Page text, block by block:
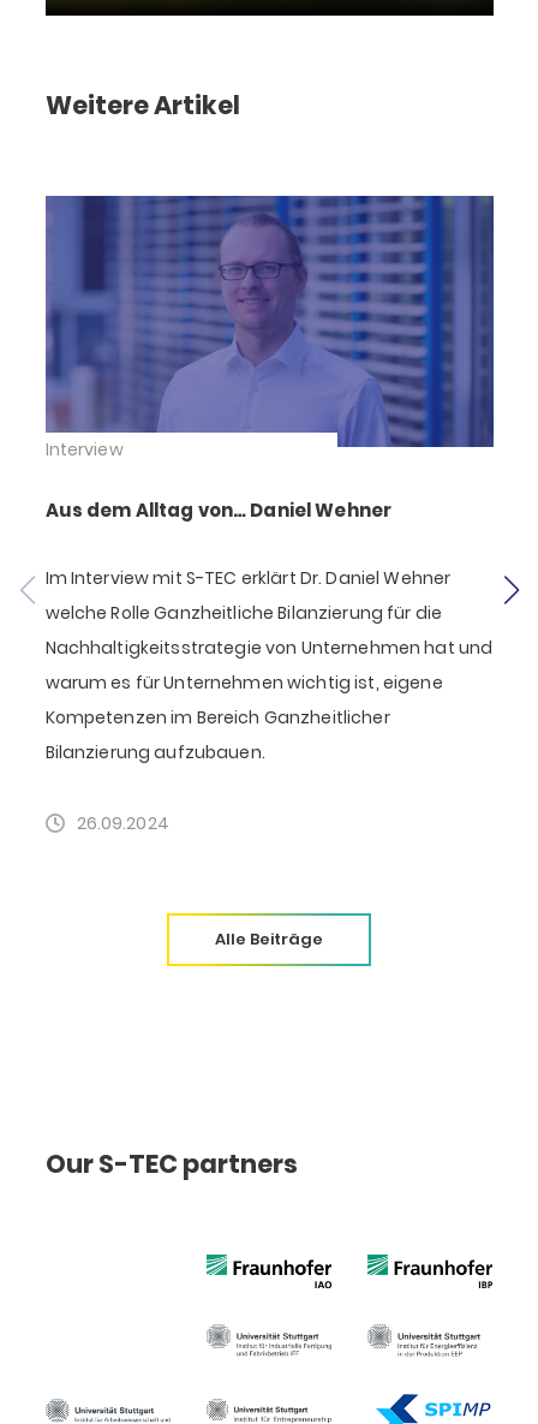
Weitere Artikel
Interview
Aus dem Alltag von… Daniel Wehner
Im Interview mit S-TEC erklärt Dr. Daniel Wehner
welche Rolle Ganzheitliche Bilanzierung für die
Nachhaltigkeitsstrategie von Unternehmen hat und
warum es für Unternehmen wichtig ist, eigene
Kompetenzen im Bereich Ganzheitlicher
Bilanzierung aufzubauen.
26.09.2024
Alle Beiträge
Our S-TEC partners